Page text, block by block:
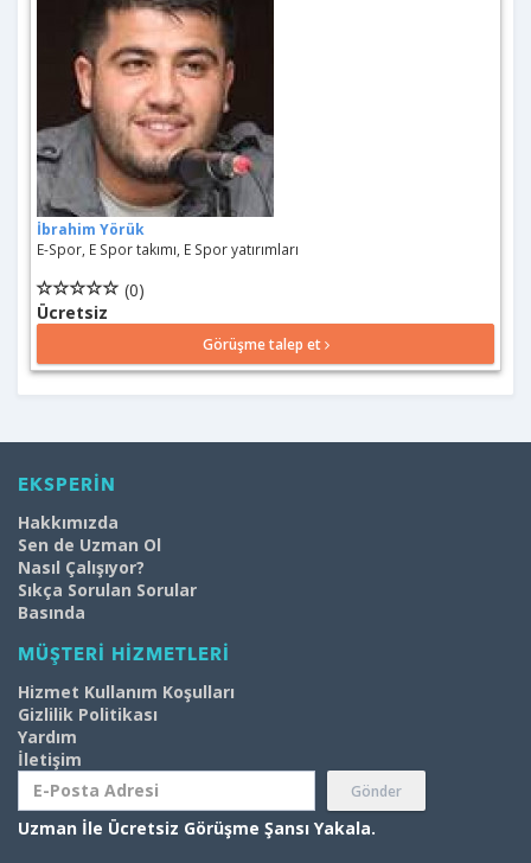
İbrahim Yörük
E-Spor, E Spor takımı, E Spor yatırımları
(0)
Ücretsiz
Görüşme talep et
EKSPERİN
Hakkımızda
Sen de Uzman Ol
Nasıl Çalışıyor?
Sıkça Sorulan Sorular
Basında
MÜŞTERİ HİZMETLERİ
Hizmet Kullanım Koşulları
Gizlilik Politikası
Yardım
İletişim
Gönder
Uzman İle Ücretsiz Görüşme Şansı Yakala.